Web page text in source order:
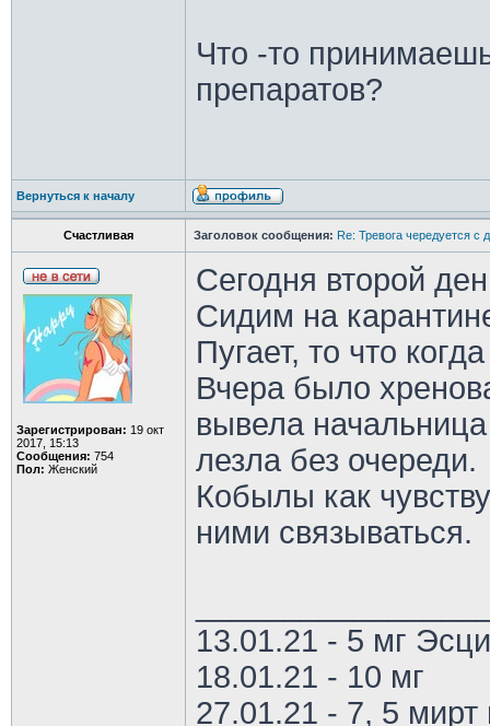
Что -то
препаратов?
Вернуться к началу
Счастливая Заголовок сообщения: Re: Тревога чередуется с
Зарегистрирован: 19 окт
2017, 15:13
Сообщения: 754
Пол: Женский
Сегодня второй
Сидим на
Пугает, то что
Вчера было
вывела
лезла без очереди.
Кобылы как
ними связываться.
13.01.21 - 5 мг
18.01.21 - 10 мг
27.01.21 - 7, 5 мирт